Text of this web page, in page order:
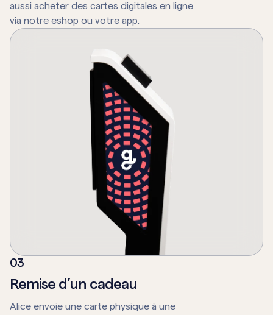
aussi acheter des cartes digitales en ligne
via notre eshop ou votre app.
03
Remise d’un cadeau
Alice envoie une carte physique à une